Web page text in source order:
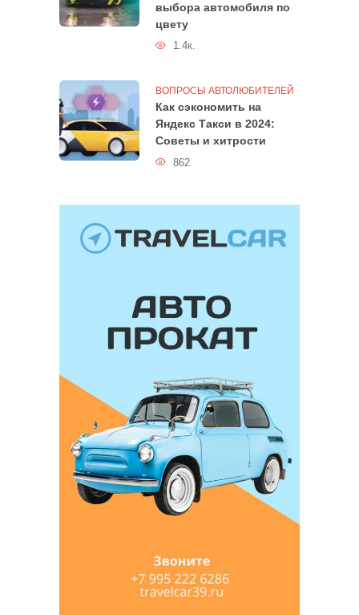
выбора автомобиля по
цвету
1.4к.
ВОПРОСЫ АВТОЛЮБИТЕЛЕЙ
Как сэкономить на
Яндекс Такси в 2024:
Советы и хитрости
862